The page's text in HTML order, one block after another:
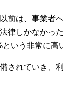
前は、事業者
律しかなかっ
いう非常に高
されていき、